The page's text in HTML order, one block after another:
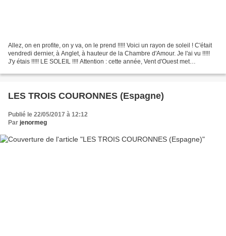
Allez, on en profite, on y va, on le prend !!!!! Voici un rayon de soleil ! C'était
vendredi dernier, à Anglet, à hauteur de la Chambre d'Amour. Je l'ai vu !!!!!
J'y étais !!!!! LE SOLEIL !!!! Attention : cette année, Vent d'Ouest met
LES TROIS COURONNES (Espagne)
Publié le 22/05/2017 à 12:12
Par jenormeg